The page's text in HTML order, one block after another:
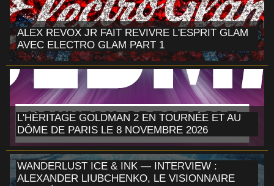
ALEX REVOX JR FAIT REVIVRE L'ESPRIT GLAM
AVEC ELECTRO GLAM PART 1
L'HÉRITAGE GOLDMAN 2 EN TOURNÉE ET AU
DÔME DE PARIS LE 8 NOVEMBRE 2026
WANDERLUST ICE & INK — INTERVIEW :
ALEXANDER LIUBCHENKO, LE VISIONNAIRE